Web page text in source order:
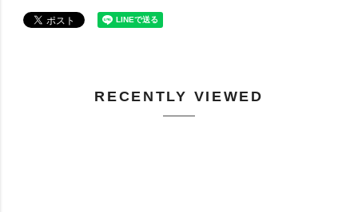
RECENTLY VIEWED